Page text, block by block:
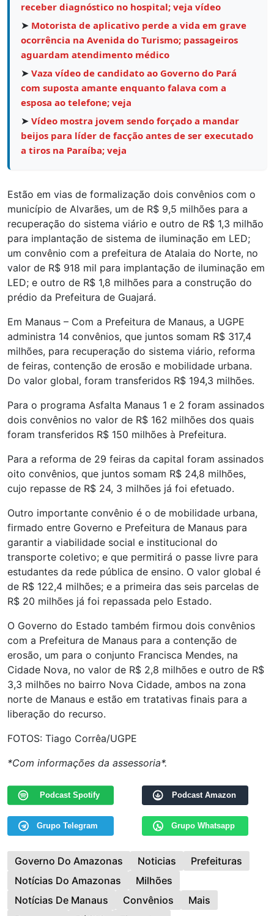
receber diagnóstico no hospital; veja vídeo
➤ Motorista de aplicativo perde a vida em grave
ocorrência na Avenida do Turismo; passageiros
aguardam atendimento médico
➤ Vaza vídeo de candidato ao Governo do Pará
com suposta amante enquanto falava com a
esposa ao telefone; veja
➤ Vídeo mostra jovem sendo forçado a mandar
beijos para líder de facção antes de ser executado
a tiros na Paraíba; veja
Estão em vias de formalização dois convênios com o
município de Alvarães, um de R$ 9,5 milhões para a
recuperação do sistema viário e outro de R$ 1,3 milhão
para implantação de sistema de iluminação em LED;
um convênio com a prefeitura de Atalaia do Norte, no
valor de R$ 918 mil para implantação de iluminação em
LED; e outro de R$ 1,8 milhões para a construção do
prédio da Prefeitura de Guajará.
Em Manaus – Com a Prefeitura de Manaus, a UGPE
administra 14 convênios, que juntos somam R$ 317,4
milhões, para recuperação do sistema viário, reforma
de feiras, contenção de erosão e mobilidade urbana.
Do valor global, foram transferidos R$ 194,3 milhões.
Para o programa Asfalta Manaus 1 e 2 foram assinados
dois convênios no valor de R$ 162 milhões dos quais
foram transferidos R$ 150 milhões à Prefeitura.
Para a reforma de 29 feiras da capital foram assinados
oito convênios, que juntos somam R$ 24,8 milhões,
cujo repasse de R$ 24, 3 milhões já foi efetuado.
Outro importante convênio é o de mobilidade urbana,
firmado entre Governo e Prefeitura de Manaus para
garantir a viabilidade social e institucional do
transporte coletivo; e que permitirá o passe livre para
estudantes da rede pública de ensino. O valor global é
de R$ 122,4 milhões; e a primeira das seis parcelas de
R$ 20 milhões já foi repassada pelo Estado.
O Governo do Estado também firmou dois convênios
com a Prefeitura de Manaus para a contenção de
erosão, um para o conjunto Francisca Mendes, na
Cidade Nova, no valor de R$ 2,8 milhões e outro de R$
3,3 milhões no bairro Nova Cidade, ambos na zona
norte de Manaus e estão em tratativas finais para a
liberação do recurso.
FOTOS: Tiago Corrêa/UGPE
*Com informações da assessoria*.
Podcast Spotify Podcast Amazon
Grupo Telegram Grupo Whatsapp
Governo Do Amazonas Noticias
Prefeituras
Notícias Do Amazonas
Milhões
Notícias De Manaus
Convênios
Mais